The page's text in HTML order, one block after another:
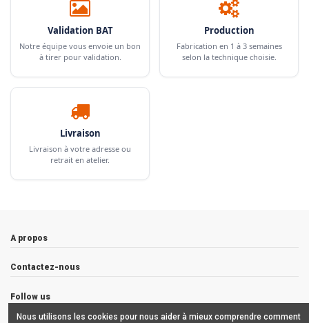
Validation BAT
Notre équipe vous envoie un bon
à tirer pour validation.
Production
Fabrication en 1 à 3 semaines
selon la technique choisie.
Livraison
Livraison à votre adresse ou
retrait en atelier.
A propos
Contactez-nous
Follow us
Nous utilisons les cookies pour nous aider à mieux comprendre comment